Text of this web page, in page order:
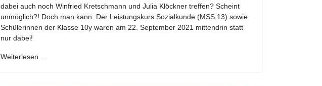
dabei auch noch Winfried Kretschmann und Julia Klöckner treffen? Scheint
unmöglich?! Doch man kann: Der Leistungskurs Sozialkunde (MSS 13) sowie
Schülerinnen der Klasse 10y waren am 22. September 2021 mittendrin statt
nur dabei!
Weiterlesen …